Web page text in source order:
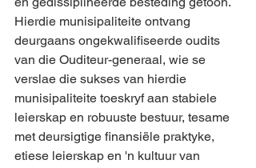
Hierdie munisipaliteite ontvang
deurgaans ongekwalifiseerde oudits
van die Ouditeur-generaal, wie se
verslae die sukses van hierdie
munisipaliteite toeskryf aan stabiele
leierskap en robuuste bestuur, tesame
met deursigtige finansiële praktyke,
etiese leierskap en 'n kultuur van